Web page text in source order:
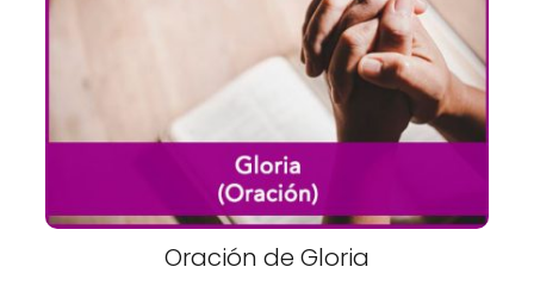
Oración de Gloria